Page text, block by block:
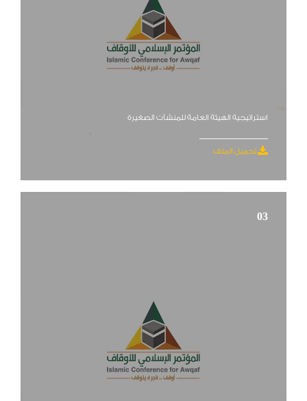
استراتيجية الهيئة العامة للمنشآت الصغيرة
تحميل الملف